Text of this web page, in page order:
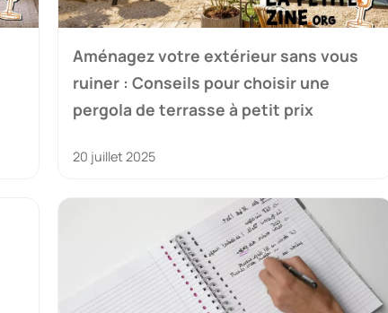
Aménagez votre extérieur sans vous
ruiner : Conseils pour choisir une
pergola de terrasse à petit prix
20 juillet 2025